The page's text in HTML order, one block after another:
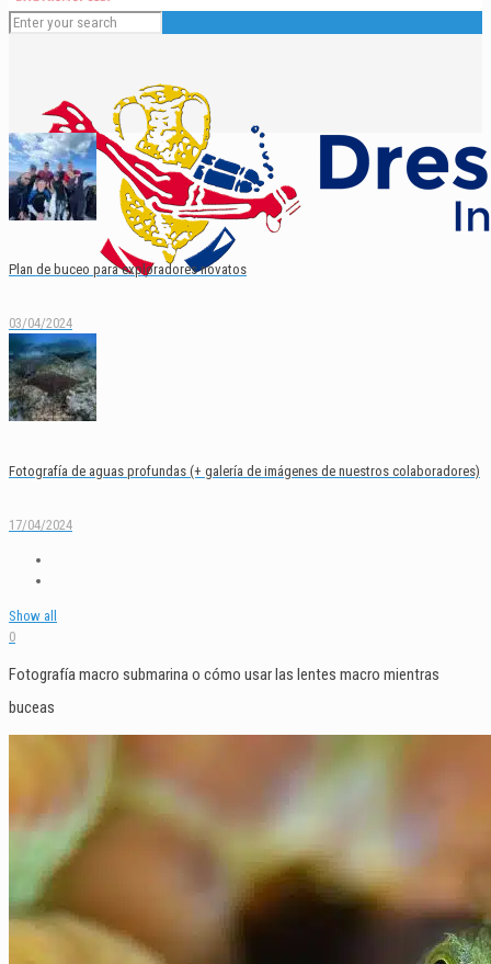
Español
English
Plan de buceo para exploradores novatos
03/04/2024
Fotografía de aguas profundas (+ galería de imágenes de nuestros colaboradores)
17/04/2024
Show all
0
Fotografía macro submarina o cómo usar las lentes macro mientras
buceas